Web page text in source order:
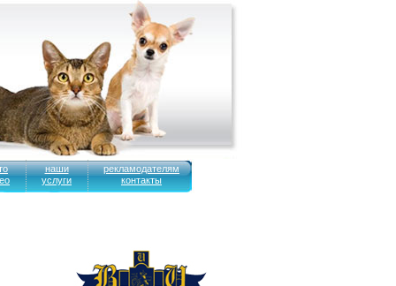
наши
услуги
рекламодателям
контакты